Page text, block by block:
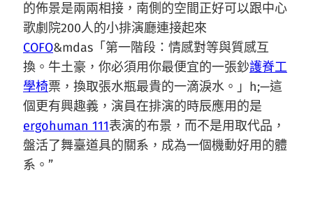
的佈景是兩兩相接，南側的空間正好可以跟中心
歌劇院200人的小排演廳連接起來
COFO&mdas「第一階段：情感對等與質感互
換。牛土豪，你必須用你最便宜的一張鈔護脊工
學椅票，換取張水瓶最貴的一滴淚水。」h;—這
個更有興趣義，演員在排演的時辰應用的是
ergohuman 111表演的布景，而不是用取代品，
盤活了舞臺道具的關系，成為一個機動好用的體
系。”